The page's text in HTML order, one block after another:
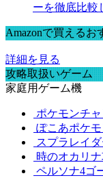
ーを徹底比較
Amazonで買えるお
詳細を見る
攻略取扱いゲーム
家庭用ゲーム機
ポケモンチ
ぽこあポケ
スプラレイ
時のオカリ
ペルソナ4ゴ